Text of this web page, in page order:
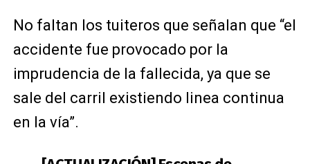
No faltan los tuiteros que señalan que “el
accidente fue provocado por la
imprudencia de la fallecida, ya que se
sale del carril existiendo linea continua
en la vía”.